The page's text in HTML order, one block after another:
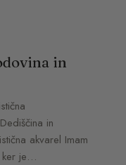
in
in
akvarel Imam
ker je…